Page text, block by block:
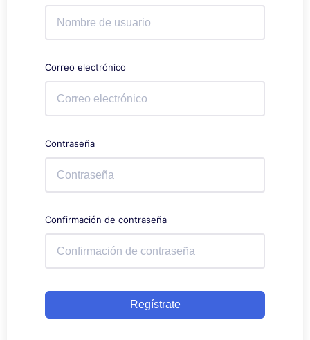
Correo electrónico
Contraseña
Confirmación de contraseña
Regístrate